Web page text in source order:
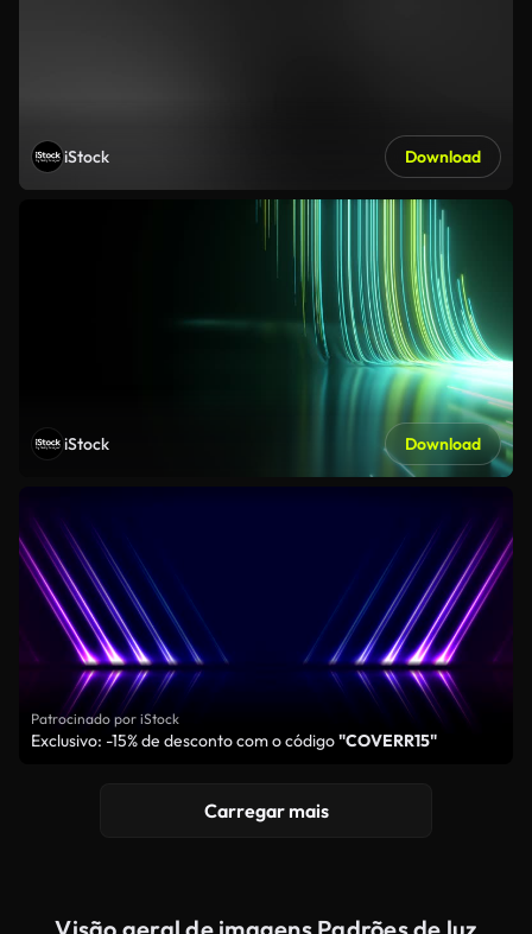
iStock Download
iStock Download
Patrocinado por iStock
Exclusivo: -15% de desconto com o código"COVERR15"
Carregar mais